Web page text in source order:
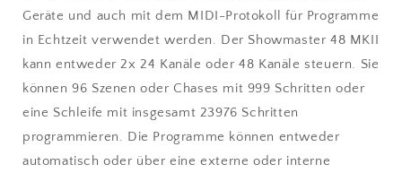
Geräte und auch mit dem MIDI-Protokoll für Programme
in Echtzeit verwendet werden. Der Showmaster 48 MKII
kann entweder 2x 24 Kanäle oder 48 Kanäle steuern. Sie
können 96 Szenen oder Chases mit 999 Schritten oder
eine Schleife mit insgesamt 23976 Schritten
programmieren. Die Programme können entweder
automatisch oder über eine externe oder interne